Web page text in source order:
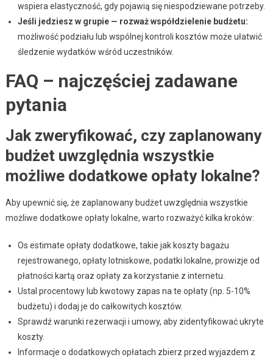
wspiera elastyczność, gdy pojawią się niespodziewane potrzeby.
Jeśli jedziesz w grupie — rozważ współdzielenie budżetu:
możliwość podziału lub wspólnej kontroli kosztów może ułatwić
śledzenie wydatków wśród uczestników.
FAQ – najczęściej zadawane
pytania
Jak zweryfikować, czy zaplanowany
budżet uwzględnia wszystkie
możliwe dodatkowe opłaty lokalne?
Aby upewnić się, że zaplanowany budżet uwzględnia wszystkie
możliwe dodatkowe opłaty lokalne, warto rozważyć kilka kroków:
Os estimate opłaty dodatkowe, takie jak koszty bagażu
rejestrowanego, opłaty lotniskowe, podatki lokalne, prowizje od
płatności kartą oraz opłaty za korzystanie z internetu.
Ustal procentowy lub kwotowy zapas na te opłaty (np. 5-10%
budżetu) i dodaj je do całkowitych kosztów.
Sprawdź warunki rezerwacji i umowy, aby zidentyfikować ukryte
koszty.
Informacje o dodatkowych opłatach zbierz przed wyjazdem z